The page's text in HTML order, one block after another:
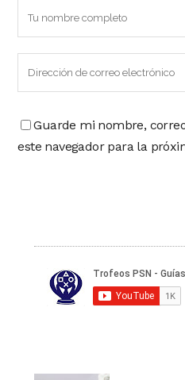
Guarde mi nombre,
este navegador para la